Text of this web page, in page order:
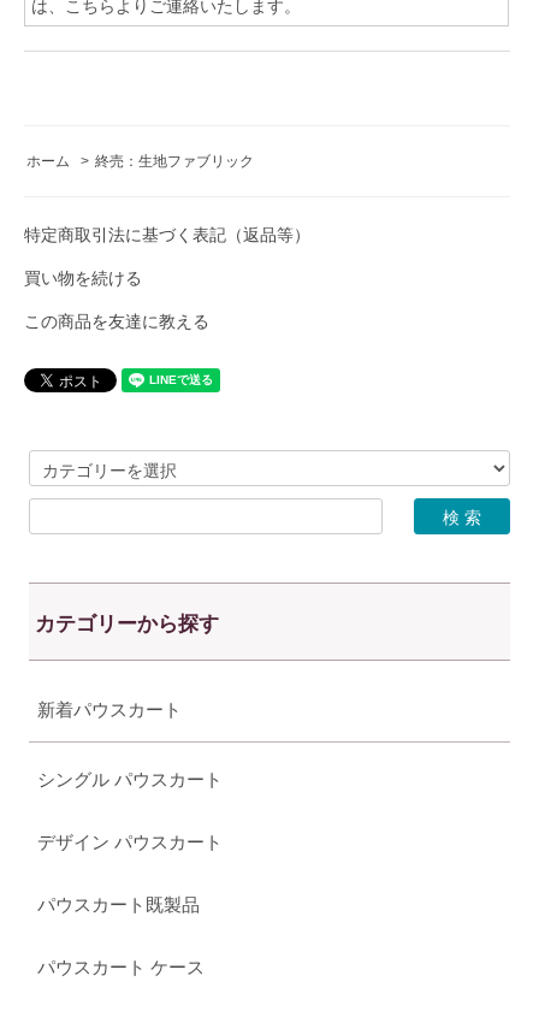
は、こちらよりご連絡いたします。
ホーム > 終売：生地ファブリック
特定商取引法に基づく表記（返品等）
買い物を続ける
この商品を友達に教える
カテゴリーから探す
新着パウスカート
シングル パウスカート
デザイン パウスカート
パウスカート既製品
パウスカート ケース